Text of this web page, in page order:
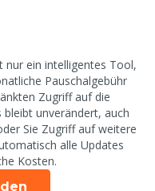
nur ein intelligentes Tool,
Pauschalgebühr
Zugriff auf die
bleibt unverändert, auch
Sie Zugriff auf weitere
alle Updates
Kosten.